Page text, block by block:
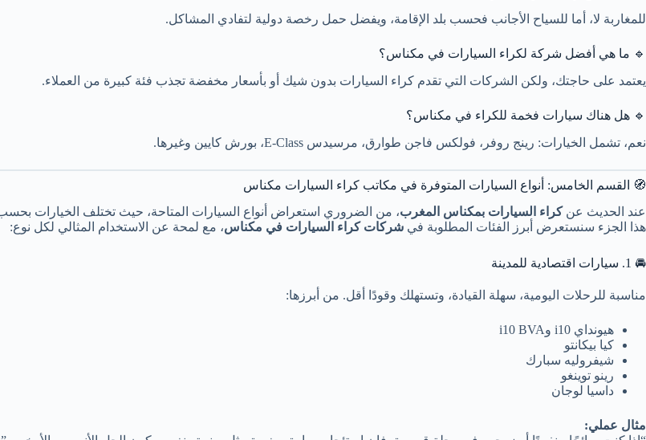
للمغاربة لا، أما للسياح الأجانب فحسب بلد الإقامة، ويفضل حمل رخصة دولية لتفادي المشاكل.
🔹 ما هي أفضل شركة لكراء السيارات في مكناس؟
يعتمد على حاجتك، ولكن الشركات التي تقدم كراء السيارات بدون شيك أو بأسعار مخفضة تجذب فئة كبيرة من العملاء.
🔹 هل هناك سيارات فخمة للكراء في مكناس؟
نعم، تشمل الخيارات: رينج روفر، فولكس فاجن طوارق، مرسيدس E-Class، بورش كايين وغيرها.
🧭 القسم الخامس: أنواع السيارات المتوفرة في مكاتب كراء السيارات مكناس
عند الحديث عنكراء السيارات بمكناس المغرب
هذا الجزء سنستعرض أبرز الفئات المطلوبة في شركات كراء السيارات في مكناس، مع لمحة عن الاستخدام المثالي لكل نوع:
🚘 1. سيارات اقتصادية للمدينة
مناسبة للرحلات اليومية، سهلة القيادة، وتستهلك وقودًا أقل. من أبرزها:
هيونداي i10 وi10 BVA
كيا بيكانتو
شيفروليه سبارك
رينو توينغو
داسيا لوجان
مثال عملي: